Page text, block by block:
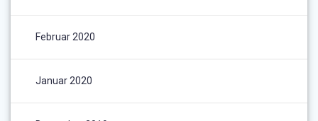
Februar 2020
Januar 2020